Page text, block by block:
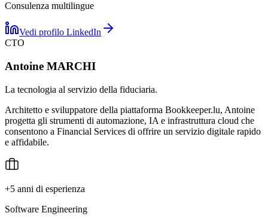
Consulenza multilingue
Vedi profilo LinkedIn
CTO
Antoine MARCHI
La tecnologia al servizio della fiduciaria.
Architetto e sviluppatore della piattaforma Bookkeeper.lu, Antoine
progetta gli strumenti di automazione, IA e infrastruttura cloud che
consentono a Financial Services di offrire un servizio digitale rapido
e affidabile.
+5 anni di esperienza
Software Engineering